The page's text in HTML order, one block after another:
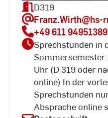
D319
Franz.Wirth@hs-
+49 611 94951389
Sprechstunden in
Uhr (D 319 oder
online) In der
Sprechstunden
Absprache online